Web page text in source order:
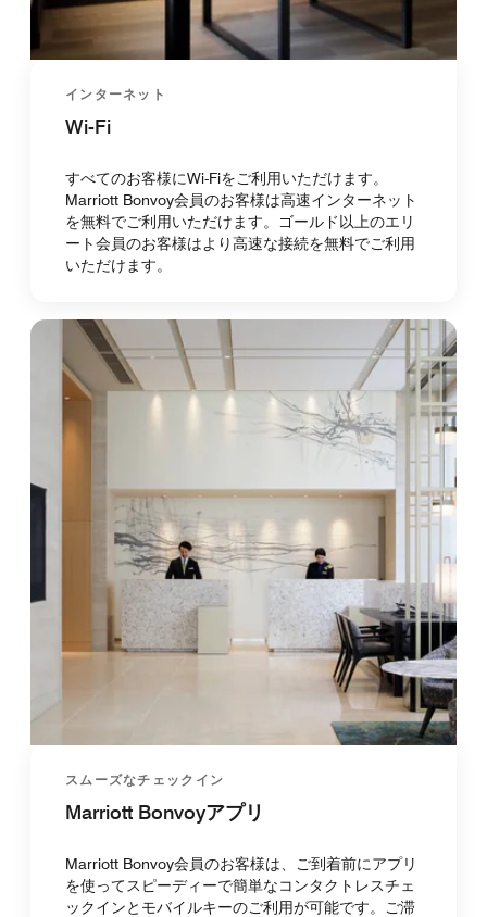
インターネット
Wi-Fi
すべてのお客様にWi-Fiをご利用いただけます。
Marriott Bonvoy会員のお客様は高速インターネット
を無料でご利用いただけます。ゴールド以上のエリ
ート会員のお客様はより高速な接続を無料でご利用
いただけます。
スムーズなチェックイン
Marriott Bonvoyアプリ
Marriott Bonvoy会員のお客様は、ご到着前にアプリ
を使ってスピーディーで簡単なコンタクトレスチェ
ックインとモバイルキーのご利用が可能です。ご滞